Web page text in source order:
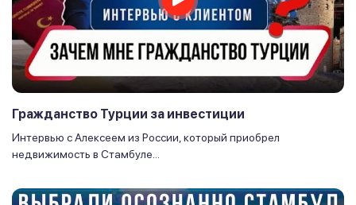
Гражданство Турции за инвестиции
Интервью с Алексеем из России, который приобрел
недвижимость в Стамбуле...